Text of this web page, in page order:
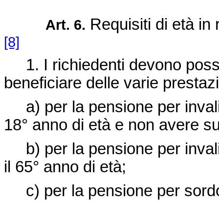
Art. 6. Requisiti di età in
[8]
1. I richiedenti devono
beneficiare delle varie
a) per la pensione per
18° anno di età e non avere
b) per la pensione per
il 65° anno di età;
c) per la pensione per